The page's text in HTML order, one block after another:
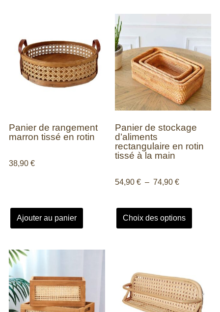
Panier de rangement
marron tissé en rotin
38,90 €
Ajouter au panier
Panier de stockage
d’aliments
rectangulaire en rotin
tissé à la main
54,90 € – 74,90 €
Choix des options